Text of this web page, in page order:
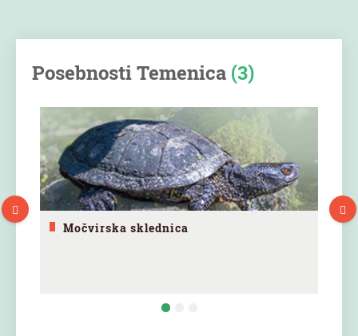
Posebnosti Temenica (3)
Močvirska sklednica